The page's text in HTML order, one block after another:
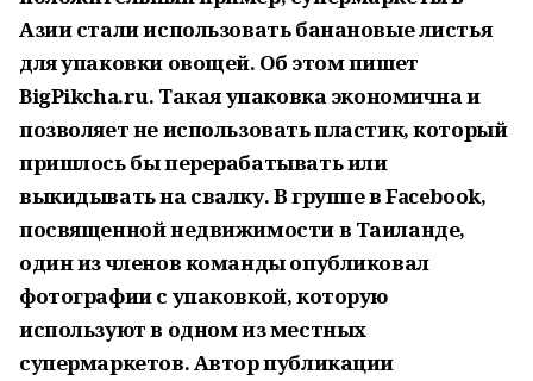
Азии стали использовать банановые листья
для упаковки овощей. Об этом пишет
BigPikcha.ru. Такая упаковка экономична и
позволяет не использовать пластик, который
пришлось бы перерабатывать или
выкидывать на свалку. В группе в Facebook,
посвященной недвижимости в Таиланде,
один из членов команды опубликовал
фотографии с упаковкой, которую
используют в одном из местных
супермаркетов. Автор публикации